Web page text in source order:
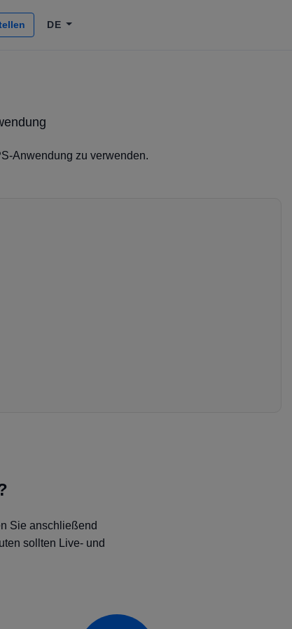
DE
Anwendung zu verwenden.
Sie anschließend
sollten Live- und